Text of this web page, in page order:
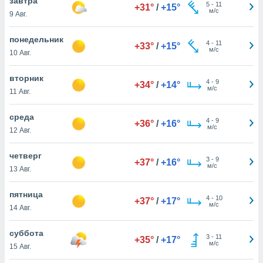
действия
на веб-
основе.
нашей
cookie
в
ВЫ
9 Авг.
+31° / +15° 5- 11
м/с
понедельник
10 Авг.
+33° / +15° 4- 11
м/с
вторник
11 Авг.
+34° / +14° 4- 9
м/с
среда
12 Авг.
+36° / +16° 4- 9
м/с
четверг
13 Авг.
+37° / +16° 3- 9
м/с
пятница
14 Авг.
+37° / +17° 4- 10
м/с
суббота
15 Авг.
+35° / +17° 3- 11
м/с